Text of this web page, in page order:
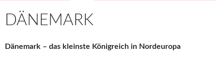
DÄNEMARK
Dänemark – das kleinste Königreich in Nordeuropa